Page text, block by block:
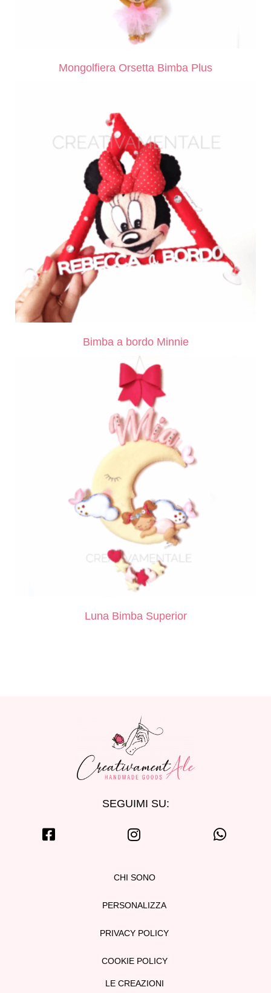
Mongolfiera Orsetta Bimba Plus
Bimba a bordo Minnie
Luna Bimba Superior
SEGUIMI SU:
CHI SONO
PERSONALIZZA
PRIVACY POLICY
COOKIE POLICY
LE CREAZIONI